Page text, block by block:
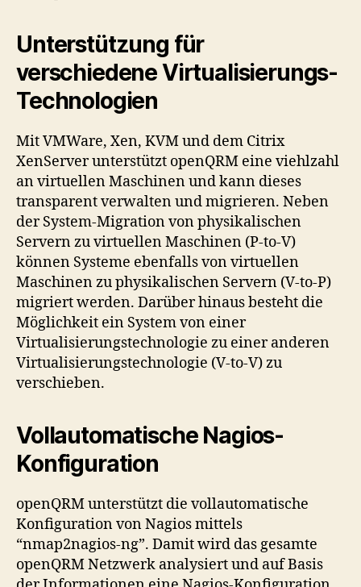
Unterstützung für
verschiedene Virtualisierungs-
Technologien
Mit VMWare, Xen, KVM und dem Citrix
XenServer unterstützt openQRM eine viehlzahl
an virtuellen Maschinen und kann dieses
transparent verwalten und migrieren. Neben
der System-Migration von physikalischen
Servern zu virtuellen Maschinen (P-to-V)
können Systeme ebenfalls von virtuellen
Maschinen zu physikalischen Servern (V-to-P)
migriert werden. Darüber hinaus besteht die
Möglichkeit ein System von einer
Virtualisierungstechnologie zu einer anderen
Virtualisierungstechnologie (V-to-V) zu
verschieben.
Vollautomatische Nagios-
Konfiguration
openQRM unterstützt die vollautomatische
Konfiguration von Nagios mittels
“nmap2nagios-ng”. Damit wird das gesamte
openQRM Netzwerk analysiert und auf Basis